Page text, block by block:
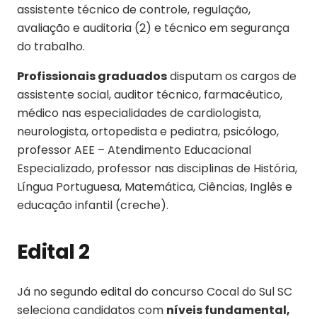
assistente técnico de controle, regulação,
avaliação e auditoria (2) e técnico em segurança
do trabalho.
Profissionais graduadosdisputam os cargos de
assistente social, auditor técnico, farmacêutico,
médico nas especialidades de cardiologista,
neurologista, ortopedista e pediatra, psicólogo,
professor AEE – Atendimento Educacional
Especializado, professor nas disciplinas de História,
Língua Portuguesa, Matemática, Ciências, Inglês e
educação infantil (creche).
Edital 2
Já no segundo edital do concurso Cocal do Sul SC
seleciona candidatos com níveis fundamental,